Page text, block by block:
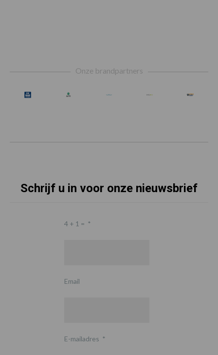
Onze brandpartners
Schrijf u in voor onze nieuwsbrief
4 + 1 = *
Email
E-mailadres *